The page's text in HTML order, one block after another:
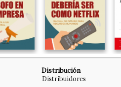
Distribución
Distribuidores